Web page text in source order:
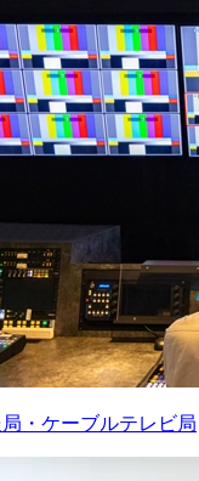
・ケーブルテレビ局